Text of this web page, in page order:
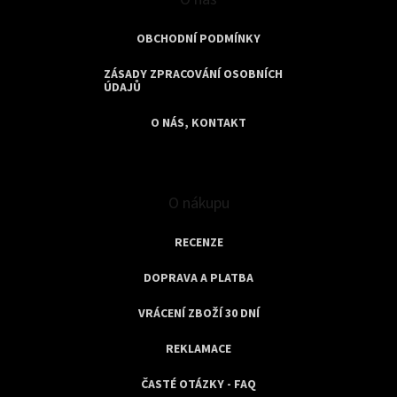
OBCHODNÍ PODMÍNKY
ZÁSADY ZPRACOVÁNÍ OSOBNÍCH
ÚDAJŮ
O NÁS, KONTAKT
O nákupu
RECENZE
DOPRAVA A PLATBA
VRÁCENÍ ZBOŽÍ 30 DNÍ
REKLAMACE
ČASTÉ OTÁZKY - FAQ